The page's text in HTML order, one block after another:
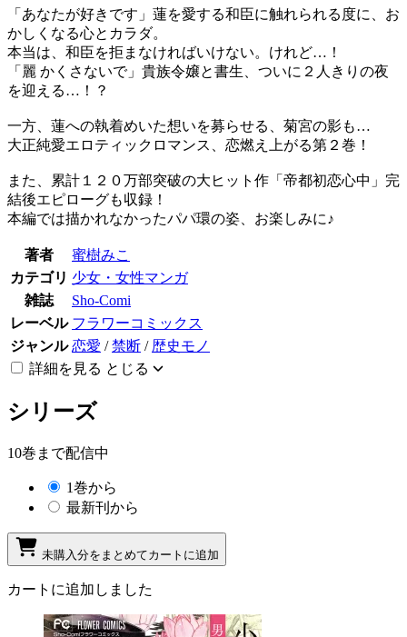
「あなたが好きです」蓮を愛する和臣に触れられる度に、お
かしくなる心とカラダ。
本当は、和臣を拒まなければいけない。けれど…！
「麗 かくさないで」貴族令嬢と書生、ついに２人きりの夜
を迎える…！？
一方、蓮への執着めいた想いを募らせる、菊宮の影も…
大正純愛エロティックロマンス、恋燃え上がる第２巻！
また、累計１２０万部突破の大ヒット作「帝都初恋心中」完
結後エピローグも収録！
本編では描かれなかったパパ環の姿、お楽しみに♪
著者
蜜樹みこ
カテゴリ 少女・女性マンガ
雑誌
Sho-Comi
レーベル フラワーコミックス
ジャンル 恋愛 /禁断 / 歴史モノ
詳細を見る とじる
シリーズ
10巻まで配信中
1巻から
最新刊から
未購入分をまとめてカートに追加
カートに追加しました